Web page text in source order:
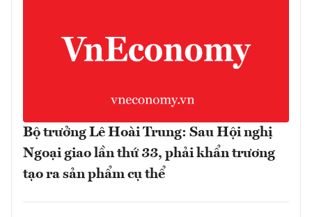
Bộ trưởng Lê Hoài Trung: Sau Hội nghị
Ngoại giao lần thứ 33, phải khẩn trương
tạo ra sản phẩm cụ thể